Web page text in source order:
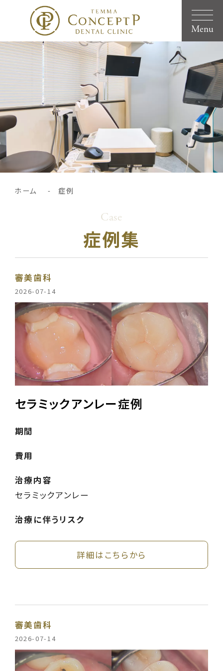
ホーム 症例
症例集
審美歯科
2026-07-14
セラミックアンレー症例
期間
費用
治療内容
セラミックアンレー
治療に伴うリスク
詳細はこちらから
審美歯科
2026-07-14
Menu